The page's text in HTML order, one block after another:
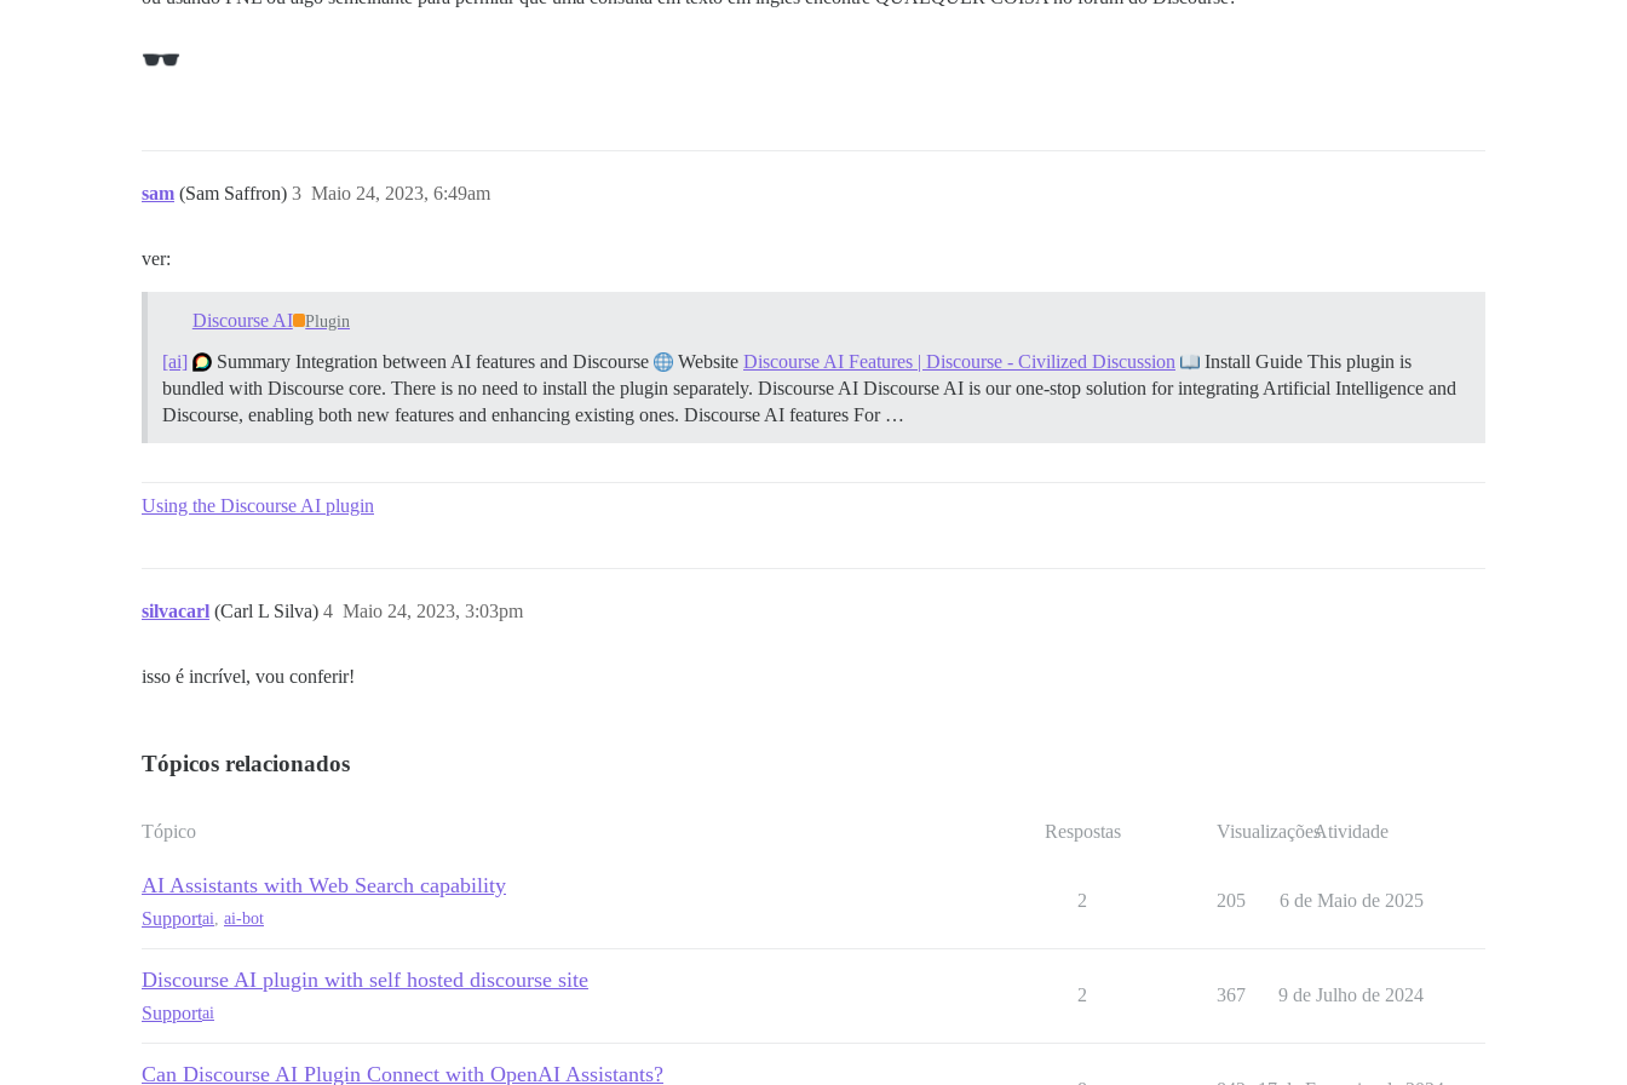
sam (Sam Saffron) Maio 24, 2023, 6:49am
3
ver:
Discourse AI Plugin
[ai] Summary Integration between AI features and Discourse Website Discourse AI Features | Discourse - Civilized Discussion
Install Guide This plugin is
bundled with Discourse core. There is no need to install the plugin separately. Discourse AI Discourse AI is our one-stop solution for integrating Artificial Intelligence and
Discourse, enabling both new features and enhancing existing ones. Discourse AI features For …
Using the Discourse AI plugin
silvacarl (Carl L Silva) Maio 24, 2023, 3:03pm
4
isso é incrível, vou conferir!
Tópicos relacionados
Tópico Respostas VisualizaçõesAtividade
AI Assistants with Web Search capability
Supportai, ai-bot
2 205 6 de Maio de 2025
Discourse AI plugin with self hosted discourse site
Supportai
2 367 9 de Julho de 2024
Can Discourse AI Plugin Connect with OpenAI Assistants?